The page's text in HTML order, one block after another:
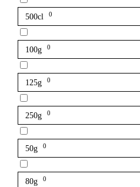
500cl 0
100g 0
125g 0
250g 0
50g 0
80g 0